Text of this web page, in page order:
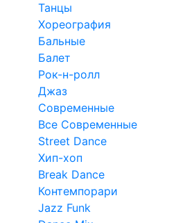
Танцы
Хореография
Бальные
Балет
Рок-н-ролл
Джаз
Современные
Все Современные
Street Dance
Хип-хоп
Break Dance
Контемпорари
Jazz Funk